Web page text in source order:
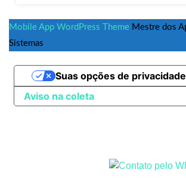
Mobile App WordPress Theme Mestre dos
Sistemas
Aviso na coleta
Suas opções de privacidade